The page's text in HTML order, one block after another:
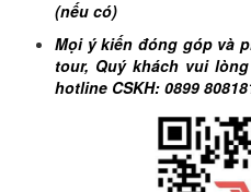
(nếu có)
Mọi ý kiến đóng góp và
tour, Quý khách vui
hotline CSKH: 0899